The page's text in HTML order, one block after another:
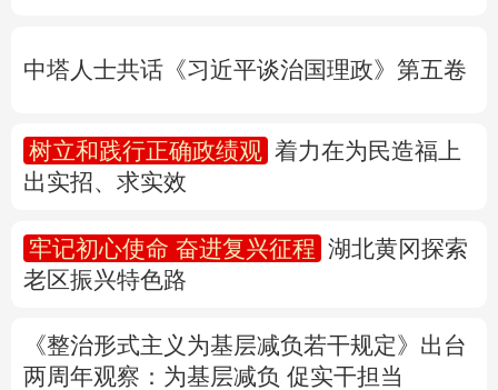
多语种频道
English Español Français عربى
Deutsch Português
中塔人士共话《习近平谈治国理政》第五卷
树立和践行正确政绩观
着力在为民造福上
出实招、求实效
牢记初心使命 奋进复兴征程 湖北黄冈探索
老区振兴特色路
《整治形式主义为基层减负若干规定》出台
两周年观察 ：为基层减负 促实干担当